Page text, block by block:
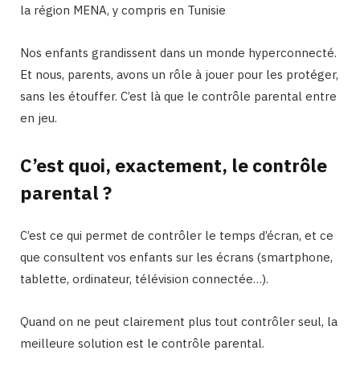
la région MENA, y compris en Tunisie
Nos enfants grandissent dans un monde hyperconnecté.
Et nous, parents, avons un rôle à jouer pour les protéger,
sans les étouffer. C’est là que le contrôle parental entre
en jeu.
C’est quoi, exactement, le contrôle
parental ?
C’est ce qui permet de contrôler le temps d’écran, et ce
que consultent vos enfants sur les écrans (smartphone,
tablette, ordinateur, télévision connectée…).
Quand on ne peut clairement plus tout contrôler seul, la
meilleure solution est le contrôle parental.